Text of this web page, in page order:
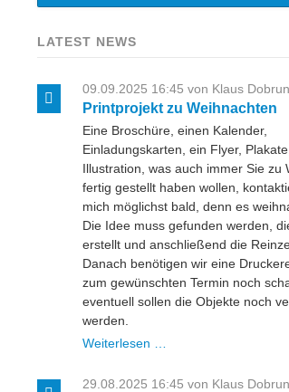
LATEST NEWS
09.09.2025 16:45 von Klaus
Printprojekt zu Weihnachten
Eine Broschüre, einen Kalender,
Einladungskarten, ein Flyer,
Illustration, was auch immer Sie zu
fertig gestellt haben wollen,
mich möglichst bald, denn es
Die Idee muss gefunden werden,
erstellt und anschließend die
Danach benötigen wir eine
zum gewünschten Termin noch
eventuell sollen die Objekte noch
werden.
Weiterlesen …
Weihnachten
29.08.2025 16:45 von Klaus